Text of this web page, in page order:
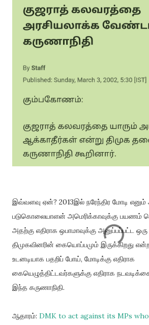
இவ்வளவு ஏன்? 2013இல் நரேந்திர மோடி
படுகொலையாளன் அமெரிக்காவுக்கு பயணம்
அதற்கு எதிராக ஒபாமாவுக்கு அனுப்பப்பட்ட
திமுகவினரின் கையொப்பமும் இருக்கிறது
உடனடியாக பதறிப் போய், மோடிக்கு எதிராக
கையெழுத்திட்டவர்களுக்கு எதிராக
இந்த கருணாநிதி.
ஆதாரம்: DMK to act against its MPs